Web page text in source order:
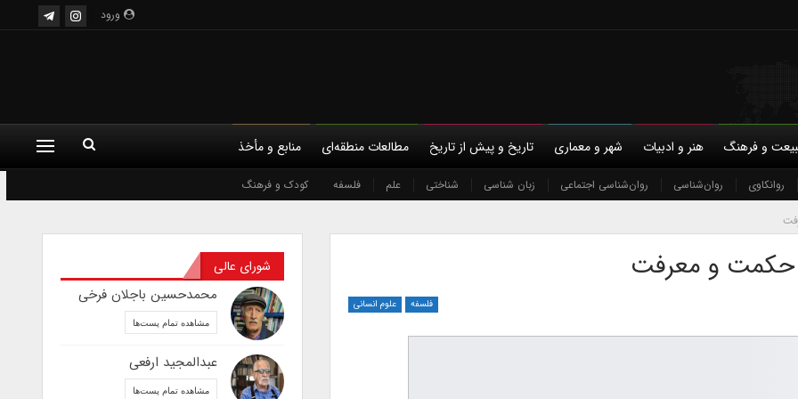
ورود
ما حمایت مالی حریم خصوصی روانکاوی روان‌شناسی روان‌شناسی اجتماعی زبان شناسی شناختی علم فلسفه کودک و فرهنگ
و فرهنگ هنر و ادبیات شهر و معماری تاریخ و پیش از تاریخ مطالعات منطقه‌ای منابع و مأخذ
فلسفه علوم انسانی
شورای عالی
محمدحسین باجلان فرخی
مشاهده تمام پست‌ها
عبدالمجید ارفعی
مشاهده تمام پست‌ها